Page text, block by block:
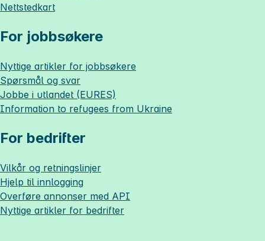
Nettstedkart
For jobbsøkere
Nyttige artikler for jobbsøkere
Spørsmål og svar
Jobbe i utlandet (EURES)
Information to refugees from Ukraine
For bedrifter
Vilkår og retningslinjer
Hjelp til innlogging
Overføre annonser med API
Nyttige artikler for bedrifter